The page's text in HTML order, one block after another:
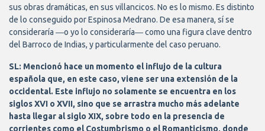
sus obras dramáticas, en sus villancicos. No es lo mismo. Es distinto
de lo conseguido por Espinosa Medrano. De esa manera, sí se
consideraría ―o yo lo consideraría― como una figura clave dentro
del Barroco de Indias, y particularmente del caso peruano.
SL: Mencionó hace un momento el influjo de la cultura
española que, en este caso, viene ser una extensión de la
occidental. Este influjo no solamente se encuentra en los
siglos XVI o XVII, sino que se arrastra mucho más adelante
hasta llegar al siglo XIX, sobre todo en la presencia de
corrientes como el Costumbrismo o el Romanticismo, donde